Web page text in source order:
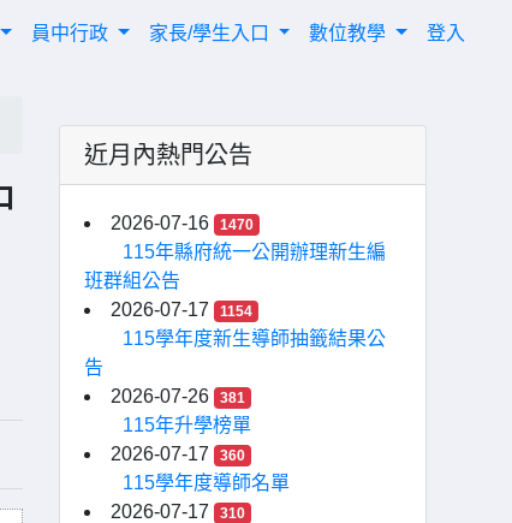
員中行政 家長/學生入口 數位教學 登入
近月內熱門公告
2026-07-16 1470
115年縣府統一公開辦理新生編
班群組公告
2026-07-17
1154
115學年度新生導師抽籤結果公
告
2026-07-26
381
115年升學榜單
2026-07-17
360
115學年度導師名單
2026-07-17
310